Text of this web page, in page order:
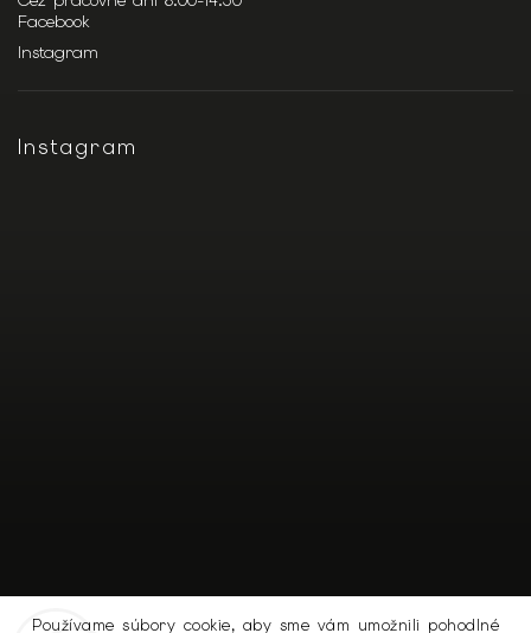
Používame súbory cookie, aby sme vám umožnili pohodlné
Facebook
Instagram
Instagram